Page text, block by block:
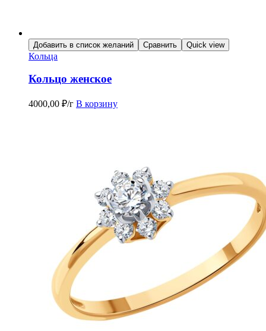
Добавить в список желаний Сравнить Quick view
Кольца
Кольцо женское
4000,00 ₽/г В корзину